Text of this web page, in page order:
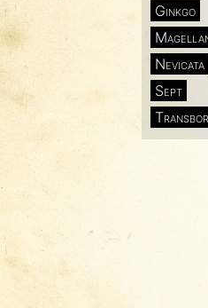
Ginkgo
Nevicata
Sept